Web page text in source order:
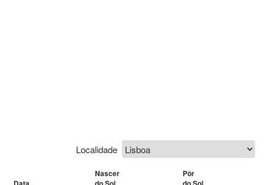
Localidade
Nascer
Pôr